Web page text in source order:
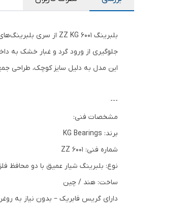
جلوگیری از ورود گرد و غبار خشک به
این مدل به دلیل سایز کوچک، طراحی
---
مشخصات فنی:
برند: KG Bearings
شماره فنی: 6001 ZZ
نوع: بلبرینگ شیار عمیق با دو محافظ
ساخت: هند / چین
دارای گریس فابریک – بدون نیاز به